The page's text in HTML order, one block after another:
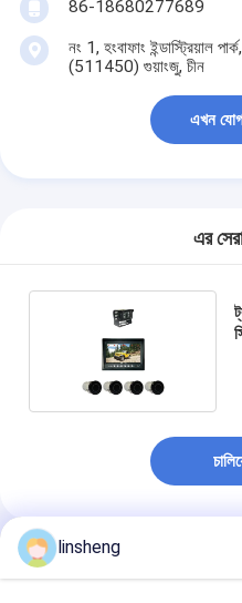
86-18680277689
নং 1, হংবাফাং ইন্ডাস্ট্রিয়াল
(511450) গুয়াংজু, চীন
এখন
এর
প্রস্তাবিত পণ্য
linsheng